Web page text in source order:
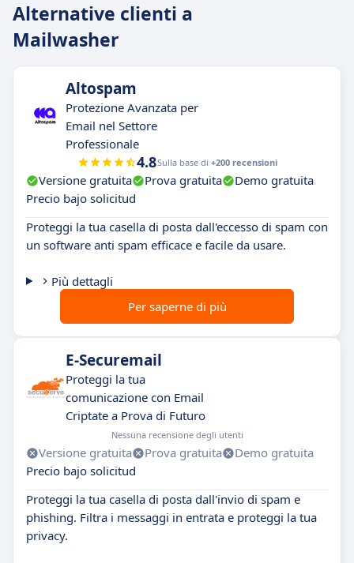
Alternative clienti a
Mailwasher
Altospam
Protezione Avanzata per
Email nel Settore
Professionale
4.8Sulla base di +200 recensioni
Versione gratuita Prova gratuita
Demo gratuita
Precio bajo solicitud
Proteggi la tua casella di posta dall'eccesso di spam con
un software anti spam efficace e facile da usare.
Più dettagli
Per saperne di più
E-Securemail
Proteggi la tua
comunicazione con Email
Criptate a Prova di Futuro
Nessuna recensione degli utenti
Versione gratuita Prova gratuita
Demo gratuita
Precio bajo solicitud
Proteggi la tua casella di posta dall'invio di spam e
phishing. Filtra i messaggi in entrata e proteggi la tua
privacy.